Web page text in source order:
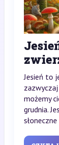
Jesień to
możemy
grudnia.